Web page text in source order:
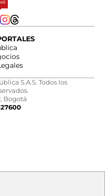
S.A.S. Todos los
Bogotá